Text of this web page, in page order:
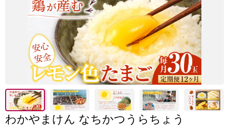
わかやまけん なちかつうらちょう